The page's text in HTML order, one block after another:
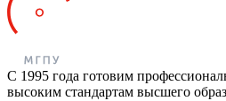
С 1995 года готовим
высоким стандартам высшего